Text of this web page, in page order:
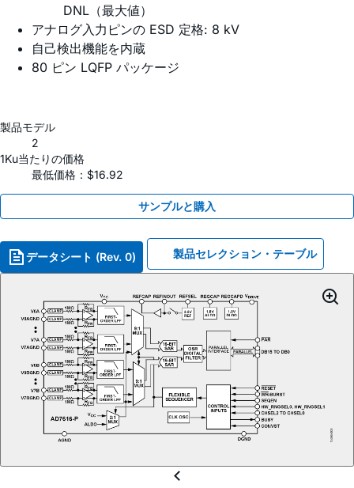
DNL（最大値）
アナログ入力ピンの ESD 定格: 8 kV
自己検出機能を内蔵
80 ピン LQFP パッケージ
製品モデル
2
1Ku当たりの価格
最低価格：$16.92
サンプルと購入
データシート (Rev. 0) 製品セレクション・テーブル